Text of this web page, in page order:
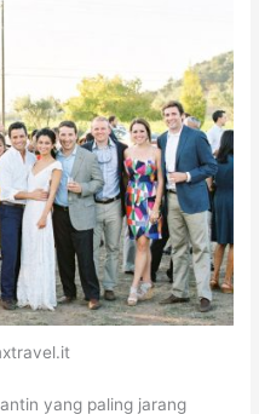
yang paling jarang